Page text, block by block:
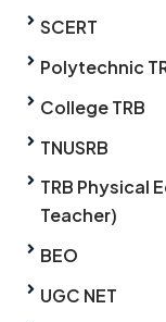
SCERT
Polytechnic
College TRB
TNUSRB
TRB Physical
Teacher)
BEO
UGC NET